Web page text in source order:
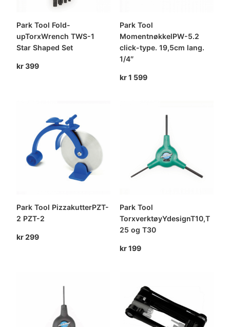
Park Tool Fold-
upTorxWrench TWS-1
Star Shaped Set
kr399
Park Tool
MomentnøkkelPW-5.2
click-type. 19,5cm lang.
1/4″
kr1 599
Park Tool PizzakutterPZT-
2 PZT-2
kr299
Park Tool
TorxverktøyYdesignT10,T
25 og T30
kr199